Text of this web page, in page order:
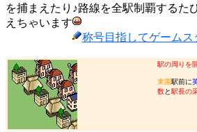
を捕まえたり♪路線を全駅制覇するた
えちゃいます
称号目指してゲームス
駅の周りを
東園駅前に
数と駅長の